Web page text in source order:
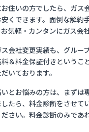
住いの方でしたら、ガス
くできます。面倒な解約
気軽・カンタンにガス会
会社変更実績も、グルー
＆料金保証付きというこ
いております。
とお悩みの方は、まずは
たら、料金診断をさせて
さい。料金診断のみであ